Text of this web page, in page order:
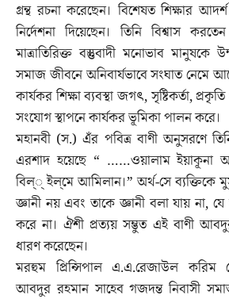
গ্রন্থ রচনা করেছেন। বিশেষত শিক্ষার
নির্দেশনা দিয়েছেন। তিনি বিশ্বাস
মাত্রাতিরিক্ত বস্তুবাদী মনোভাব
সমাজ জীবনে অনিবার্যভাবে সংঘাত নেমে
কার্যকর শিক্ষা ব্যবস্থা জগৎ, সৃষ্টিকর্তা,
সংযোগ স্থাপনে কার্যকর ভূমিকা পালন করে।
মহানবী (স.) এঁর পবিত্র বাণী অনুসরণে
এরশাদ হয়েছে “ ……ওয়ালাম ইয়াকূনা
বিল্‌্‌ ইল্‌মে আমিলান।” অর্থ-সে ব্যক্তিকে
জ্ঞানী নয় এবং তাকে জ্ঞানী বলা যায় না,
করে না। ঐশী প্রত্যয় সম্ভুত এই বাণী
ধারণ করেছেন।
মরহুম প্রিন্সিপাল এ.এ.রেজাউল করিম
আবদুর রহমান সাহেব গজদন্ত নিবাসী